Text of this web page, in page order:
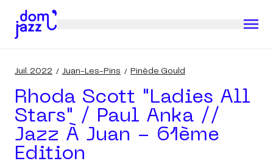
Juil. 2022 Juan-Les-Pins Pinède Gould
Rhoda Scott "ladies All
Stars" / Paul Anka //
Jazz À Juan - 61ème
Edition